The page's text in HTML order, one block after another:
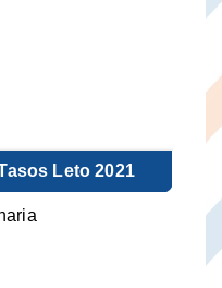
Leto 2021